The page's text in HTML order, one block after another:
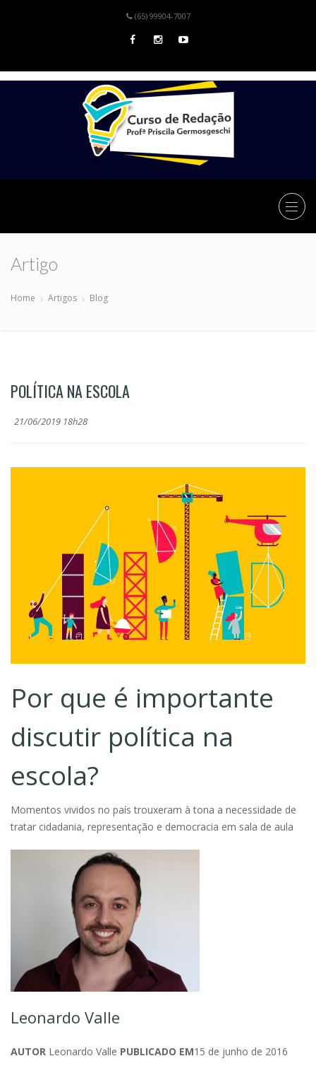
(65) 99904-7007
Artigo
Home Artigos Blog
POLÍTICA NA ESCOLA
21/06/2019 18h28
Por que é importante
discutir política na
escola?
Momentos vividos no país trouxeram à tona a necessidade de
tratar cidadania, representação e democracia em sala de aula
Leonardo Valle
AUTOR Leonardo Valle PUBLICADO EM15 de junho de 2016